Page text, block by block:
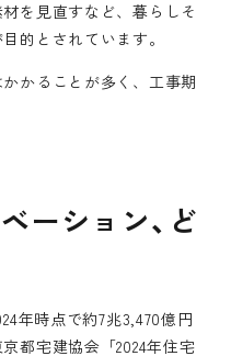
を見直すなど、暮らしそ
的とされています。
かることが多く、工事期
ーション、ど
年時点で約7兆3,470億円
都宅建協会「2024年住宅